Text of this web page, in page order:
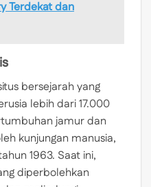
Terdekat dan
bersejarah yang
lebih dari 17.000
jamur dan
kunjungan manusia,
1963. Saat ini,
diperbolehkan